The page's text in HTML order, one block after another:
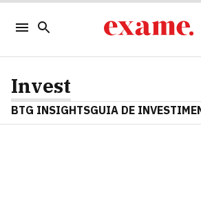
Invest
BTG INSIGHTSGUIA DE